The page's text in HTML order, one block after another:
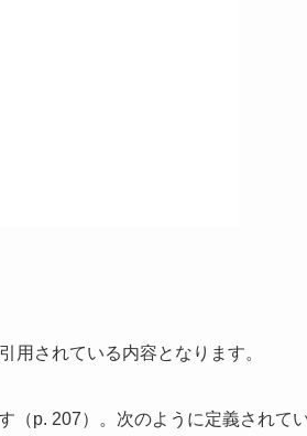
用されている内容となります。
p. 207）。次のように定義されてい